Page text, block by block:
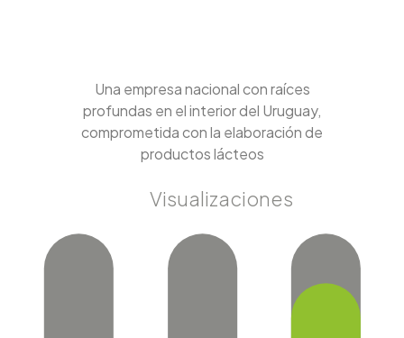
Una empresa nacional con raíces
profundas en el interior del Uruguay,
comprometida con la elaboración de
productos lácteos
Visualizaciones